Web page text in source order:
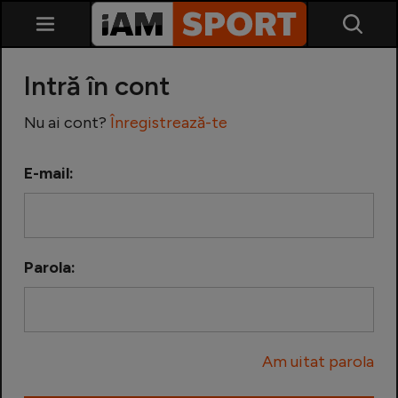
Echipa Națională
Intră în cont
Nu ai cont? Înregistrează-te
E-mail:
Parola:
Am uitat parola